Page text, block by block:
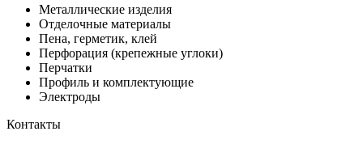
Металлические изделия
Отделочные материалы
Пена, герметик, клей
Перфорация (крепежные углоки)
Перчатки
Профиль и комплектующие
Электроды
Контакты